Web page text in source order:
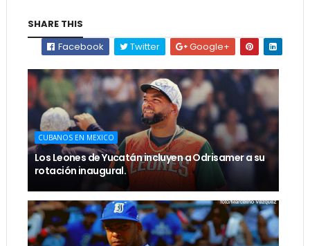
SHARE THIS
Facebook
Twitter Google+
CUBANOS EN MEXICO
Los Leones de Yucatán incluyen a Odrisamer a su
rotación inaugural.